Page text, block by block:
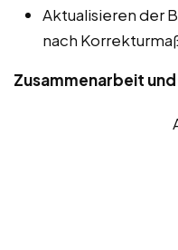
Aktualisieren der
nach
Zusammenarbeit